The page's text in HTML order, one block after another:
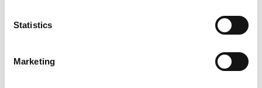
Statistics
Marketing